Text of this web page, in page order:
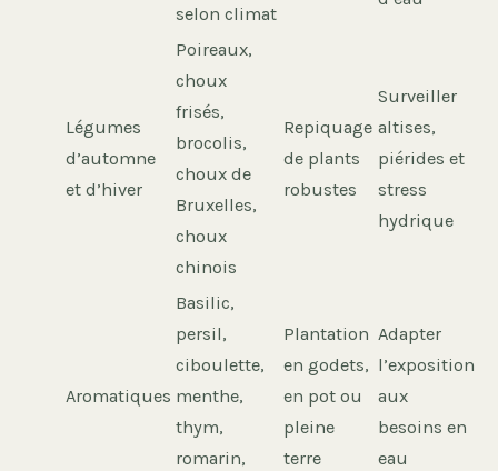
selon climat
Légumes
d’automne
et d’hiver
Poireaux,
choux
frisés,
brocolis,
choux de
Bruxelles,
choux
chinois
Repiquage
de plants
robustes
Surveiller
altises,
piérides et
stress
hydrique
Aromatiques
Basilic,
persil,
ciboulette,
menthe,
thym,
romarin,
Plantation
en godets,
en pot ou
pleine
terre
Adapter
l’exposition
aux
besoins en
eau